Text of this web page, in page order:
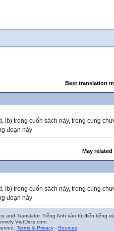
Best translation
ib) trong cuốn sách này, trong cùng
đoạn này
May
ib) trong cuốn sách này, trong cùng
đoạn này
and Translator. Tiếng Anh vào từ điển tiếng
VietDicts.com.
Terms & Privacy- Sources